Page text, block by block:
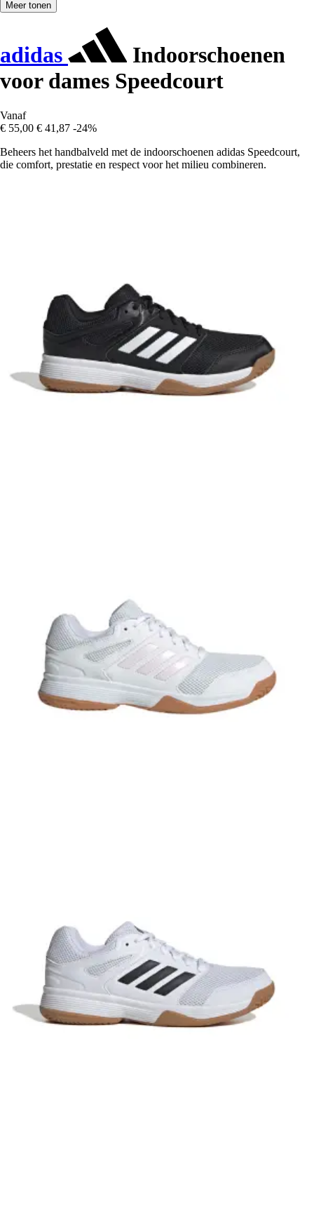
Meer tonen
adidas
Indoorschoenen
voor dames Speedcourt
Vanaf
€ 55,00 € 41,87 -24%
Beheers het handbalveld met de indoorschoenen adidas Speedcourt,
die comfort, prestatie en respect voor het milieu combineren.